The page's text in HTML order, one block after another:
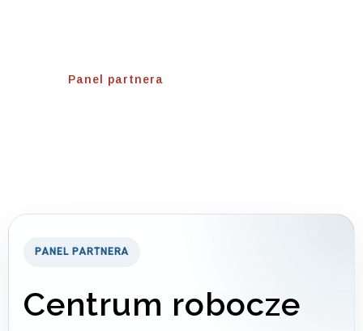
Panel partnera
PANEL PARTNERA
Centrum robocze